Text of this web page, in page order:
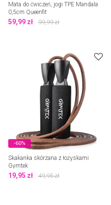
Mata do ćwiczeń, jogi TPE Mandala
0,5cm Queenfit
59,99 zł 99,99zł
-60%
Skakanka skórzana z łożyskami
Gymtek
19,95 zł 49,95zł